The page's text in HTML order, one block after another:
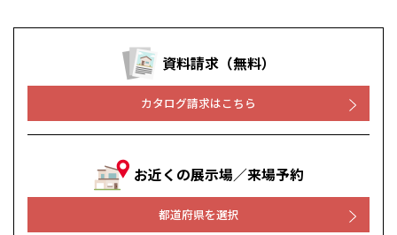
資料請求（無料）
カタログ請求はこちら
お近くの展示場／来場予約
都道府県を選択